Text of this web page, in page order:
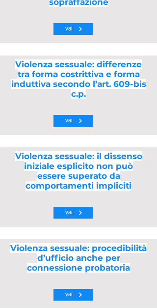
sopraffazione
vai
Violenza sessuale: differenze
tra forma costrittiva e forma
induttiva secondo l’art. 609-bis
c.p.
vai
Violenza sessuale: il dissenso
iniziale esplicito non può
essere superato da
comportamenti impliciti
vai
Violenza sessuale: procedibilità
d’ufficio anche per
connessione probatoria
vai